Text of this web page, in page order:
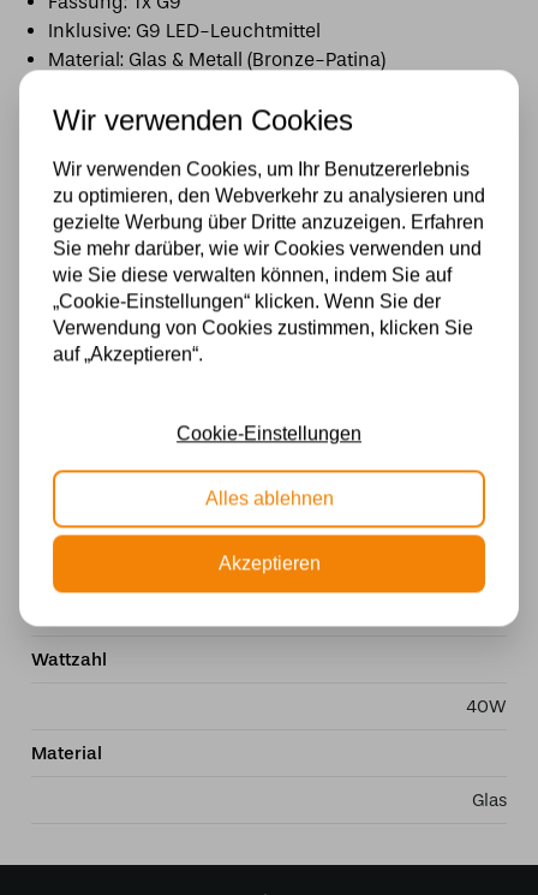
Inklusive: G9 LED-Leuchtmittel
Material: Glas & Metall (Bronze-Patina)
Eine besondere Tiffany Wandleuchte mit Blattmotiv
Raumgestaltung.
Spezifikationen
Fassung
Marke
Art Deco Trade
Wattzahl
40W
Material
Glas
Wir verwenden Cookies
Wir verwenden Cookies, um Ihr Benutzererlebnis
zu optimieren, den Webverkehr zu analysieren und
gezielte Werbung über Dritte anzuzeigen. Erfahren
Sie mehr darüber, wie wir Cookies verwenden und
wie Sie diese verwalten können, indem Sie auf
„Cookie-Einstellungen“ klicken. Wenn Sie der
Verwendung von Cookies zustimmen, klicken Sie
auf „Akzeptieren“.
Cookie-Einstellungen
Alles ablehnen
Akzeptieren